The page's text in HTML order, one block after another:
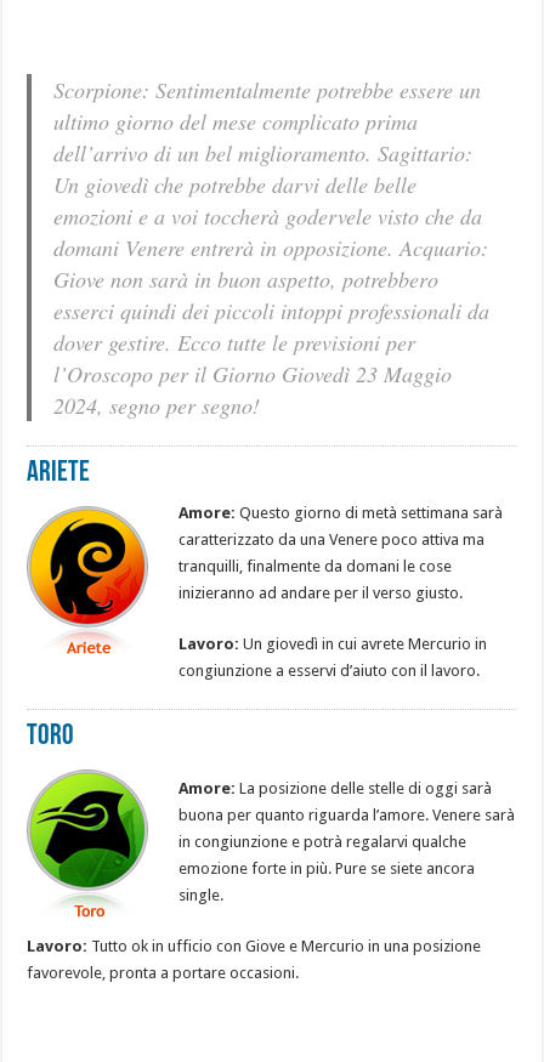
Scorpione: Sentimentalmente potrebbe essere un
ultimo giorno del mese complicato prima
dell’arrivo di un bel miglioramento. Sagittario:
Un giovedì che potrebbe darvi delle belle
emozioni e a voi toccherà godervele visto che da
domani Venere entrerà in opposizione. Acquario:
Giove non sarà in buon aspetto, potrebbero
esserci quindi dei piccoli intoppi professionali da
dover gestire. Ecco tutte le previsioni per
l’Oroscopo per il Giorno Giovedì 23 Maggio
2024, segno per segno!
Ariete
Amore: Questo giorno di metà settimana sarà
caratterizzato da una Venere poco attiva ma
tranquilli, finalmente da domani le cose
inizieranno ad andare per il verso giusto.
Lavoro: Un giovedì in cui avrete Mercurio in
congiunzione a esservi d’aiuto con il lavoro.
Toro
Amore: La posizione delle stelle di oggi sarà
buona per quanto riguarda l’amore. Venere sarà
in congiunzione e potrà regalarvi qualche
emozione forte in più. Pure se siete ancora
single.
Lavoro: Tutto ok in ufficio con Giove e Mercurio in una posizione
favorevole, pronta a portare occasioni.